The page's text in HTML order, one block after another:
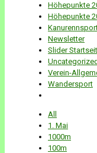
Höhepunkte
Höhepunkte
Newsletter
Slider
Uncategorized
Verein-
Wandersport
All
1. Mai
1000m
100m